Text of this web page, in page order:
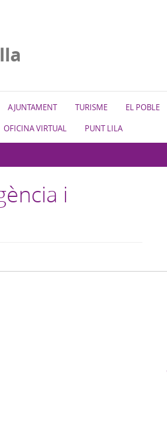
AJUNTAMENT TURISME EL POBLE
OFICINA VIRTUAL PUNT LILA
i